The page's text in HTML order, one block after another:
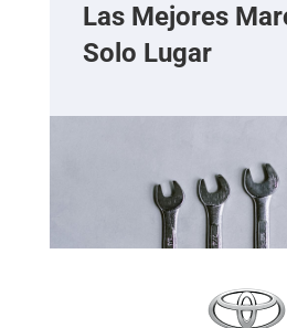
Las Mejores
Solo Lugar